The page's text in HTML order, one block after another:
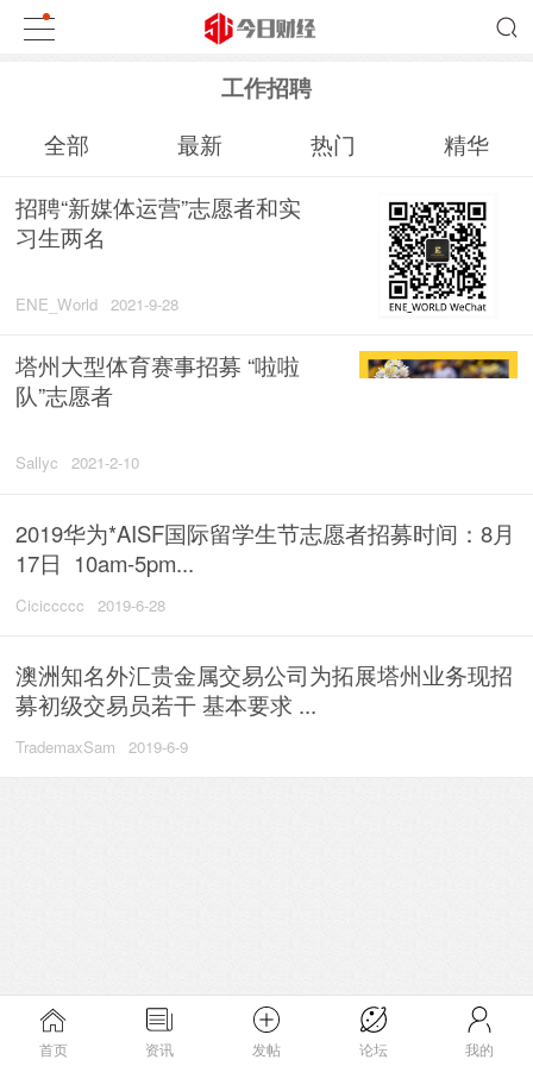
工作招聘
全部 最新 热门 精华
招聘“新媒体运营”志愿者和实
习生两名
ENE_World 2021-9-28
塔州大型体育赛事招募 “啦啦
队”志愿者
Sallyc 2021-2-10
2019华为*AISF国际留学生节志愿者招募时间：8月
17日 10am-5pm...
Ciciccccc 2019-6-28
澳洲知名外汇贵金属交易公司为拓展塔州业务现招
募初级交易员若干 基本要求 ...
TrademaxSam 2019-6-9
首页 资讯 发帖 论坛 我的